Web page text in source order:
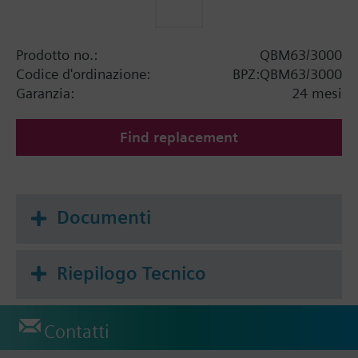
Prodotto no.:
QBM63/3000
Codice d'ordinazione:
BPZ:QBM63/3000
Garanzia:
24 mesi
Find replacement
Documenti
Riepilogo Tecnico
Contatti